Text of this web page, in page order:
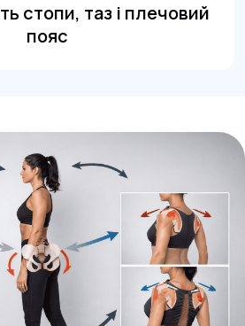
стопи, таз і плечовий
пояс